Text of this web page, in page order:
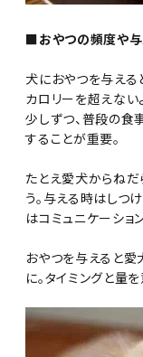
■おやつの頻度や
犬におやつを与え
カロリーを超えない
少しずつ、普段の食
することが重要。
たとえ愛犬からねだ
う。与える時はしつ
はコミュニケーショ
おやつを与えると
に。タイミングと量